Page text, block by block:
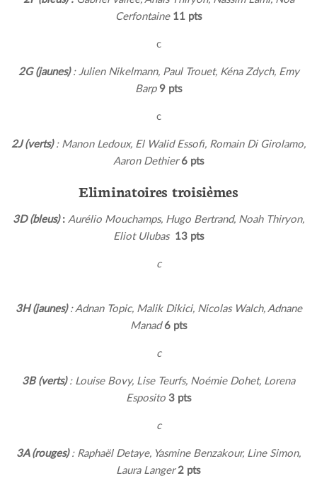
Cerfontaine 11 pts
c
2G (jaunes): Julien Nikelmann, Paul Trouet, Kéna Zdych, Emy
Barp 9 pts
c
2J (verts): Manon Ledoux, El Walid Essofi, Romain Di Girolamo,
Aaron Dethier6 pts
Eliminatoires troisièmes
3D (bleus): Aurélio Mouchamps, Hugo Bertrand, Noah Thiryon,
Eliot Ulubas
13 pts
c
3H (jaunes): Adnan Topic, Malik Dikici, Nicolas Walch, Adnane
Manad6 pts
c
3B (verts): Louise Bovy, Lise Teurfs, Noémie Dohet, Lorena
Esposito 3 pts
c
3A (rouges): Raphaël Detaye, Yasmine Benzakour, Line Simon,
Laura Langer2 pts